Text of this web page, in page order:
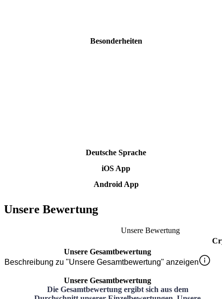
Besonderheiten
Deutsche Sprache
iOS App
Android App
Unsere Bewertung
Unsere Bewertung
Unsere Gesamtbewertung
Beschreibung zu "Unsere Gesamtbewertung" anzeigen
Unsere Gesamtbewertung
Die Gesamtbewertung ergibt sich aus dem